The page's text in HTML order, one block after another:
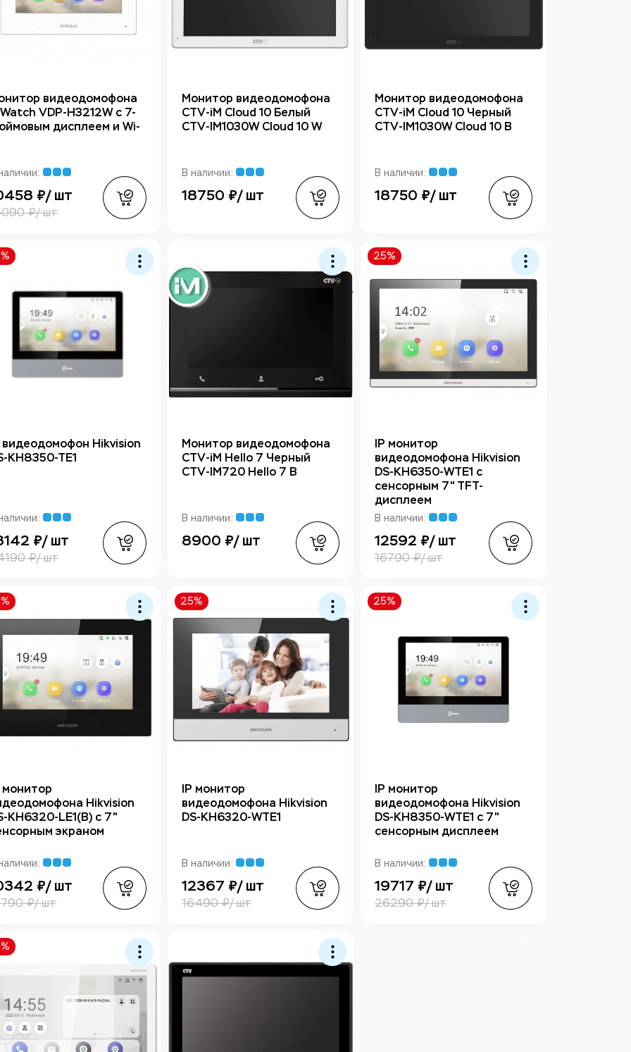
видеодомофона
VDP-H3212W с 7-
дисплеем и Wi-
₽/ шт
₽/ шт
Монитор видеодомофона
CTV-iM Cloud 10 Белый
CTV-IM1030W Cloud 10 W
В наличии:
18750 ₽/ шт
Монитор видеодомофона
CTV-iM Cloud 10 Черный
CTV-IM1030W Cloud 10 B
В наличии:
18750 ₽/ шт
видеодомофон Hikvision
KH8350-TE1
₽/ шт
₽/ шт
Монитор видеодомофона
CTV-iM Hello 7 Черный
CTV-IM720 Hello 7 B
В наличии:
8900 ₽/ шт
25%
IP монитор
видеодомофона Hikvision
DS-KH6350-WTE1 с
сенсорным 7" TFT-
дисплеем
В наличии:
12592 ₽/ шт
16790 ₽/ шт
монитор
Hikvision
KH6320-LE1(B) с 7"
экраном
₽/ шт
₽/ шт
25%
IP монитор
видеодомофона Hikvision
DS-KH6320-WTE1
В наличии:
12367 ₽/ шт
16490 ₽/ шт
25%
IP монитор
видеодомофона Hikvision
DS-KH8350-WTE1 с 7"
сенсорным дисплеем
В наличии:
19717 ₽/ шт
26290 ₽/ шт